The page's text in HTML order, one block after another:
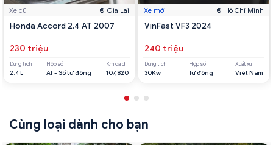
Xe cũ Gia Lai
Honda Accord 2.4 AT 2007
230 triệu
Dung tích
2.4 L
Hộp số
AT - Số tự động
Km đã đi
107,820
Xe mới Hồ Chí Minh
VinFast VF3 2024
240 triệu
Dung tích
30Kw
Hộp số
Tự động
Xuất xứ
Việt Nam
Cùng loại dành cho bạn